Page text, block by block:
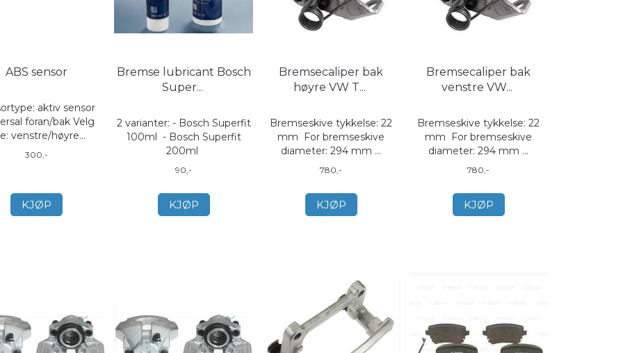
ABS sensor
aktiv sensor
foran/bak Velg
venstre/høyre...
300,-
KJØP
Bremse lubricant Bosch
Super...
2 varianter: - Bosch Superfit
100ml - Bosch Superfit
200ml
90,-
KJØP
Bremsecaliper bak
høyre VW T...
Bremseskive tykkelse: 22
mm For bremseskive
diameter: 294 mm ...
780,-
KJØP
Bremsecaliper bak
venstre VW...
Bremseskive tykkelse: 22
mm For bremseskive
diameter: 294 mm ...
780,-
KJØP